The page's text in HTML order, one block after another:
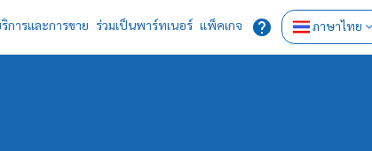
การและการขาย ร่วมเป็นพาร์ทเนอร์ แพ็คเกจ ภาษาไทย